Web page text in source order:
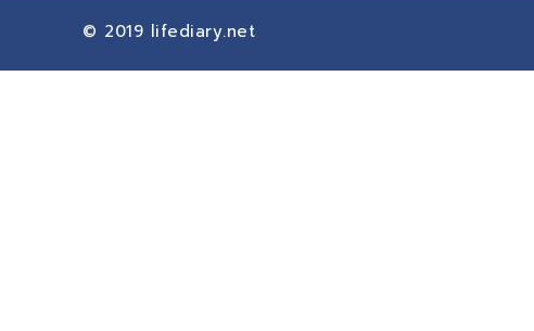
© 2019 lifediary.net